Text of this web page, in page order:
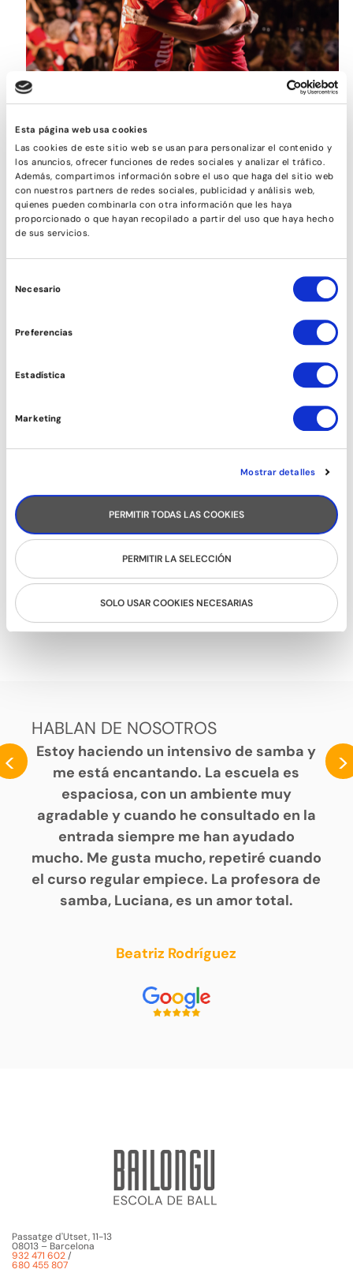
Esta página web usa cookies
Las cookies de este sitio web se usan para personalizar el contenido y
los anuncios, ofrecer funciones de redes sociales y analizar el tráfico.
Además, compartimos información sobre el uso que haga del sitio web
con nuestros partners de redes sociales, publicidad y análisis web,
quienes pueden combinarla con otra información que les haya
proporcionado o que hayan recopilado a partir del uso que haya hecho
de sus servicios.
de
Necesario
Preferencias
Estadística
Marketing
Mostrar detalles
PERMITIR TODAS LAS COOKIES
PERMITIR LA SELECCIÓN
SOLO USAR COOKIES NECESARIAS
HABLAN DE NOSOTROS
<
Estoy haciendo un intensivo de samba y
me está encantando. La escuela es
espaciosa, con un ambiente muy
agradable y cuando he consultado en la
entrada siempre me han ayudado
mucho. Me gusta mucho, repetiré cuando
el curso regular empiece. La profesora de
samba, Luciana, es un amor total.
Beatriz Rodríguez
>
Passatge d'Utset, 11-13
08013 – Barcelona
932 471 602/
680 455 807